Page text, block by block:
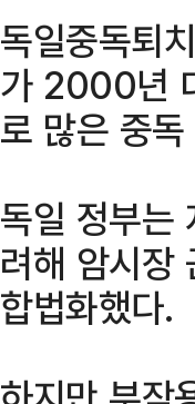
독일중독퇴
가 2000년
로 많은 중
독일 정부는
려해 암시장
합법화했다.